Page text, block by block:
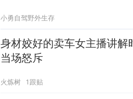
小勇自驾野外生存
身材姣好的卖车女主播讲
当场怒斥
火炼树 1跟贴